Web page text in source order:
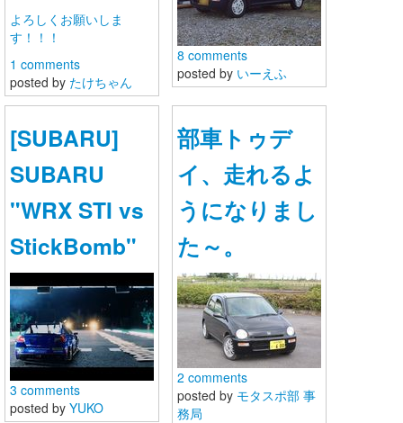
よろしくお願いしま
す！！！
1 comments
posted by たけちゃん
8 comments
posted by いーえふ
[SUBARU]
SUBARU
"WRX STI vs
StickBomb"
3 comments
posted by YUKO
部車トゥデ
イ、走れるよ
うになりまし
た～。
2 comments
posted by モタスポ部 事
務局